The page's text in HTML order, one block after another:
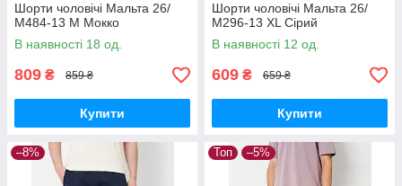
Шорти чоловічі Мальта 26/
М484-13 M Мокко
В наявності 18 од.
809 ₴ 859 ₴
Купити
Шорти чоловічі Мальта 26/
М296-13 XL Сірий
В наявності 12 од.
609 ₴ 659 ₴
Купити
–8% Топ –5%